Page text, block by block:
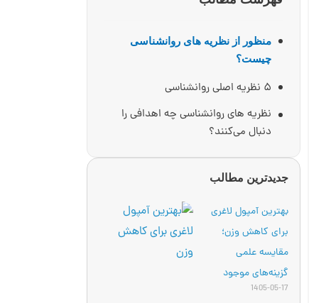
منظور از نظریه های روانشناسی
چیست؟
۵ نظریه اصلی روانشناسی
نظریه های روانشناسی چه اهدافی را
دنبال می‌کنند؟
جدیدترین مطالب
بهترین آمپول لاغری
برای کاهش وزن؛
مقایسه علمی
گزینه‌های موجود
1405-05-17